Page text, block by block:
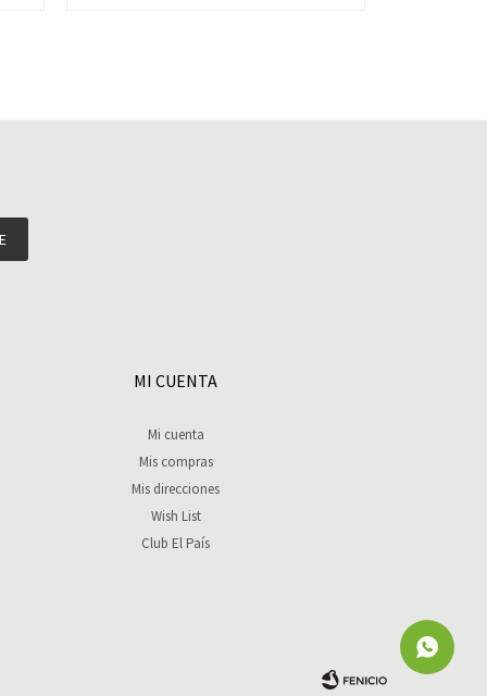
MI CUENTA
Mi cuenta
Mis compras
Mis direcciones
Wish List
Club El País